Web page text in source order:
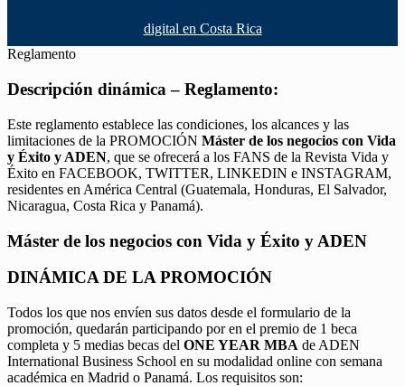
digital en Costa Rica
Reglamento
Descripción dinámica – Reglamento:
Este reglamento establece las condiciones, los alcances y las
limitaciones de la PROMOCIÓN Máster de los negocios con Vida
y Éxito y ADEN, que se ofrecerá a los FANS de la Revista Vida y
Éxito en FACEBOOK, TWITTER, LINKEDIN e INSTAGRAM,
residentes en América Central (Guatemala, Honduras, El Salvador,
Nicaragua, Costa Rica y Panamá).
Máster de los negocios con Vida y Éxito y ADEN
DINÁMICA DE LA PROMOCIÓN
Todos los que nos envíen sus datos desde el formulario de la
promoción, quedarán participando por en el premio de 1 beca
completa y 5 medias becas del ONE YEAR MBA de ADEN
International Business School en su modalidad online con semana
académica en Madrid o Panamá. Los requisitos son: